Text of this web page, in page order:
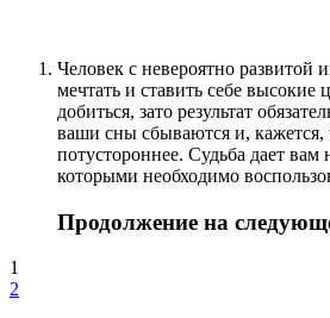
Человек с невероятно
мечтать и ставить себе высокие
добиться, зато результат
ваши сны сбываются и, кажется,
потустороннее. Судьба дает вам
которыми необходимо
Продолжение на
1
2